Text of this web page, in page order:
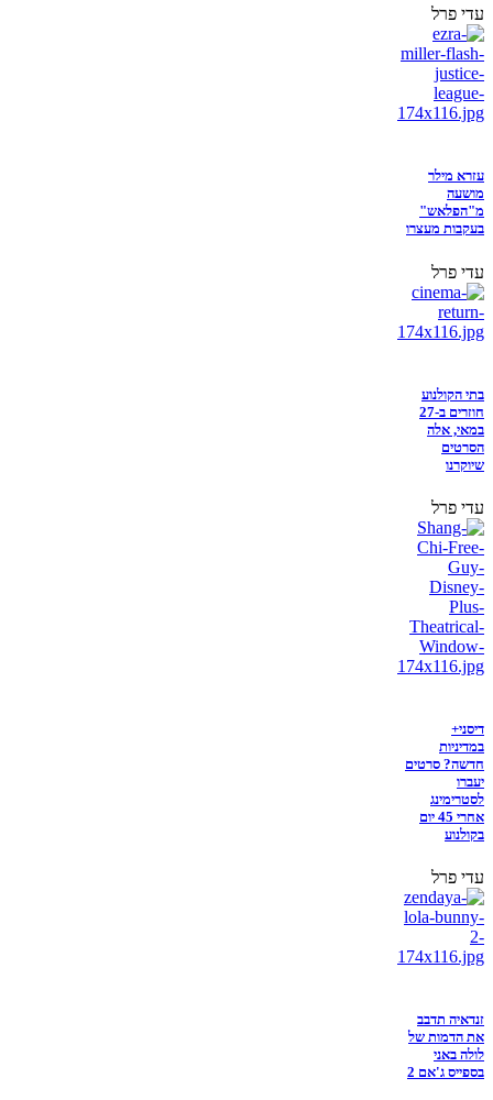
עדי פרל
עזרא מילר
מושעה
מ"הפלאש"
בעקבות מעצרו
עדי פרל
בתי הקולנוע
חוזרים ב-27
במאי, אלה
הסרטים
שיוקרנו
עדי פרל
דיסני+
במדיניות
חדשה? סרטים
יעברו
לסטרימינג
אחרי 45 יום
בקולנוע
עדי פרל
זנדאיה תדבב
את הדמות של
לולה באני
בספייס ג'אם 2